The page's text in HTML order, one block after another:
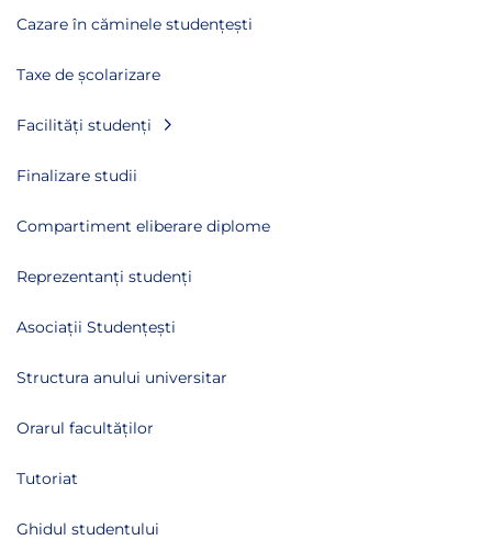
Cazare în căminele studențești
Taxe de școlarizare
Facilități studenți
Finalizare studii
Compartiment eliberare diplome
Reprezentanți studenți
Asociații Studențești
Structura anului universitar
Orarul facultăților
Tutoriat
Ghidul studentului